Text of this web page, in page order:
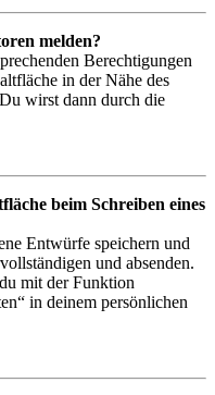
melden?
Berechtigungen
in der Nähe des
wirst dann durch die
beim Schreiben eines
Entwürfe speichern und
und absenden.
mit der Funktion
in deinem persönlichen